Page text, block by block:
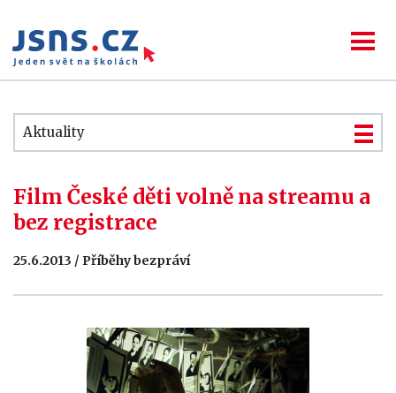
Aktuality
Film České děti volně na streamu a
bez registrace
25.6.2013 / Příběhy bezpráví